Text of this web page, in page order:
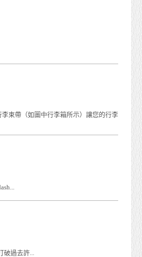
束帶（如圖中行李箱所示）讓您的行李
過去許...